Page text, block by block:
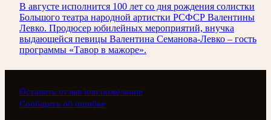
В августе исполнится 100 лет со дня рождения солистки
Большого театра народной артистки РСФСР Валентины
Левко. Продюсер юбилейных мероприятий, внучка
выдающейся певицы Валентина Семанова-Левко – гость
программы «Тавор в мажоре».
Оставить отзыв или пожелание
Сообщить об ошибке